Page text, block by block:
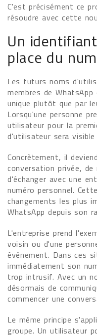
C'est précisément ce
résoudre avec cette
Un
place du
Les futurs noms
membres de
unique plutôt que par
Lorsqu'une personne
utilisateur pour la
d'utilisateur sera
Concrètement, il
conversation privée,
d'échanger avec une
numéro personnel.
changements les plus
WhatsApp depuis son
L'entreprise prend
voisin ou d'une
événement. Dans ces
immédiatement son
trop intrusif. Avec un
désormais de
commencer une
Le même principe
groupe. Un utilisateur